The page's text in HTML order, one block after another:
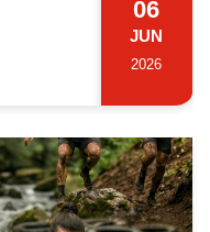
06
JUN
2026